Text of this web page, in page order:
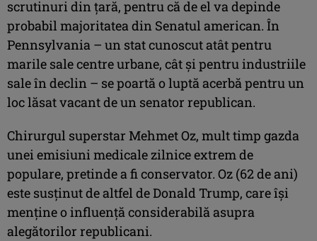
scrutinuri din ţară, pentru că de el va depinde
probabil majoritatea din Senatul american. În
Pennsylvania – un stat cunoscut atât pentru
marile sale centre urbane, cât şi pentru industriile
sale în declin – se poartă o luptă acerbă pentru un
loc lăsat vacant de un senator republican.
Chirurgul superstar Mehmet Oz, mult timp gazda
unei emisiuni medicale zilnice extrem de
populare, pretinde a fi conservator. Oz (62 de ani)
este susţinut de altfel de Donald Trump, care îşi
menţine o influenţă considerabilă asupra
alegătorilor republicani.